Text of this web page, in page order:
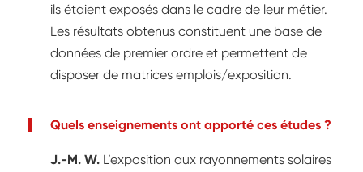
ils étaient exposés dans le cadre de leur métier.
Les résultats obtenus constituent une base de
données de premier ordre et permettent de
disposer de matrices emplois/exposition.
Quels enseignements ont apporté ces études ?
J.-M. W. L’exposition aux rayonnements solaires